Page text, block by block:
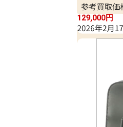
参考買取価
129,000円
2026年2月